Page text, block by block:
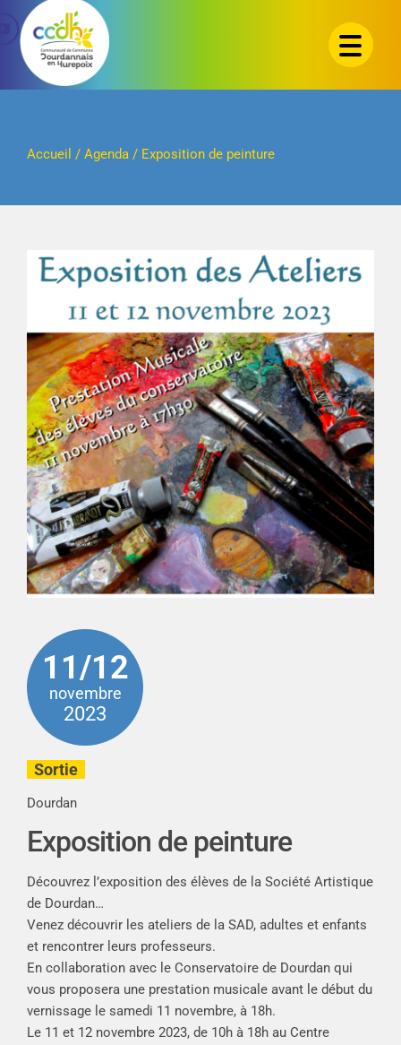
Passer
contenu
Accueil / Agenda/ Exposition de peinture
11/12
novembre
2023
Sortie
Dourdan
Exposition de peinture
Découvrez l’exposition des élèves de la Société Artistique
de Dourdan…
Venez découvrir les ateliers de la SAD, adultes et enfants
et rencontrer leurs professeurs.
En collaboration avec le Conservatoire de Dourdan qui
vous proposera une prestation musicale avant le début du
vernissage le samedi 11 novembre, à 18h.
Le 11 et 12 novembre 2023, de 10h à 18h au Centre